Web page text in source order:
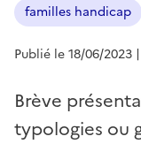
familles handicap
Publié le 18/06/2023
Brève
typologies ou